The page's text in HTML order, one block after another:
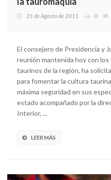
31 de Agosto de 2011 0
El consejero de Presidencia y
reunión mantenida hoy con
taurinos de la región, ha
para fomentar la cultura
máxima seguridad en sus
estado acompañado por la
Interior, ...
LEER MÁS